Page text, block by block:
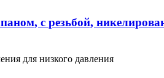
с резьбой,
для низкого давления